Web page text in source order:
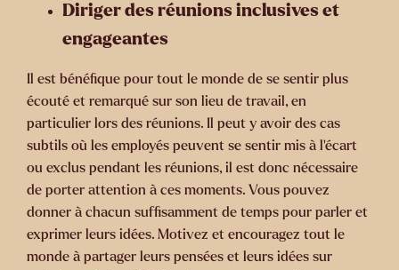
Diriger des réunions inclusives et
engageantes
Il est bénéfique pour tout le monde de se sentir plus
écouté et remarqué sur son lieu de travail, en
particulier lors des réunions. Il peut y avoir des cas
subtils où les employés peuvent se sentir mis à l’écart
ou exclus pendant les réunions, il est donc nécessaire
de porter attention à ces moments. Vous pouvez
donner à chacun suffisamment de temps pour parler et
exprimer leurs idées. Motivez et encouragez tout le
monde à partager leurs pensées et leurs idées sur